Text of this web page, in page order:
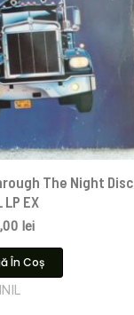
The Night Disc
LP EX
lei
În Coș